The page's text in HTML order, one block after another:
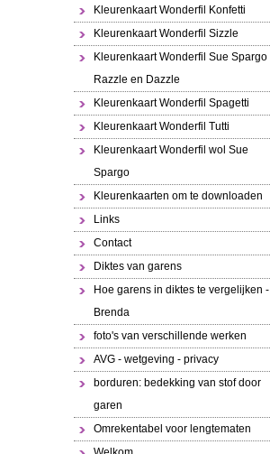
Kleurenkaart Wonderfil Konfetti
Kleurenkaart Wonderfil Sizzle
Kleurenkaart Wonderfil Sue Spargo
Razzle en Dazzle
Kleurenkaart Wonderfil Spagetti
Kleurenkaart Wonderfil Tutti
Kleurenkaart Wonderfil wol Sue
Spargo
Kleurenkaarten om te downloaden
Links
Contact
Diktes van garens
Hoe garens in diktes te vergelijken -
Brenda
foto's van verschillende werken
AVG - wetgeving - privacy
borduren: bedekking van stof door
garen
Omrekentabel voor lengtematen